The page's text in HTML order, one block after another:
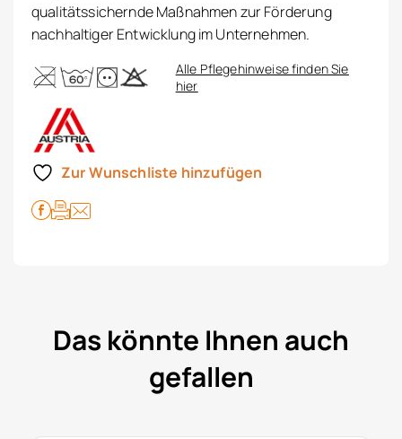
qualitätssichernde Maßnahmen zur Förderung
nachhaltiger Entwicklung im Unternehmen.
Alle Pflegehinweise finden Sie
hier
Zur Wunschliste hinzufügen
Das könnte Ihnen auch
gefallen